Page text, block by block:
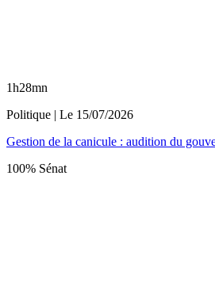
1h28mn
Politique | Le 15/07/2026
Gestion de la canicule : audition du
100% Sénat